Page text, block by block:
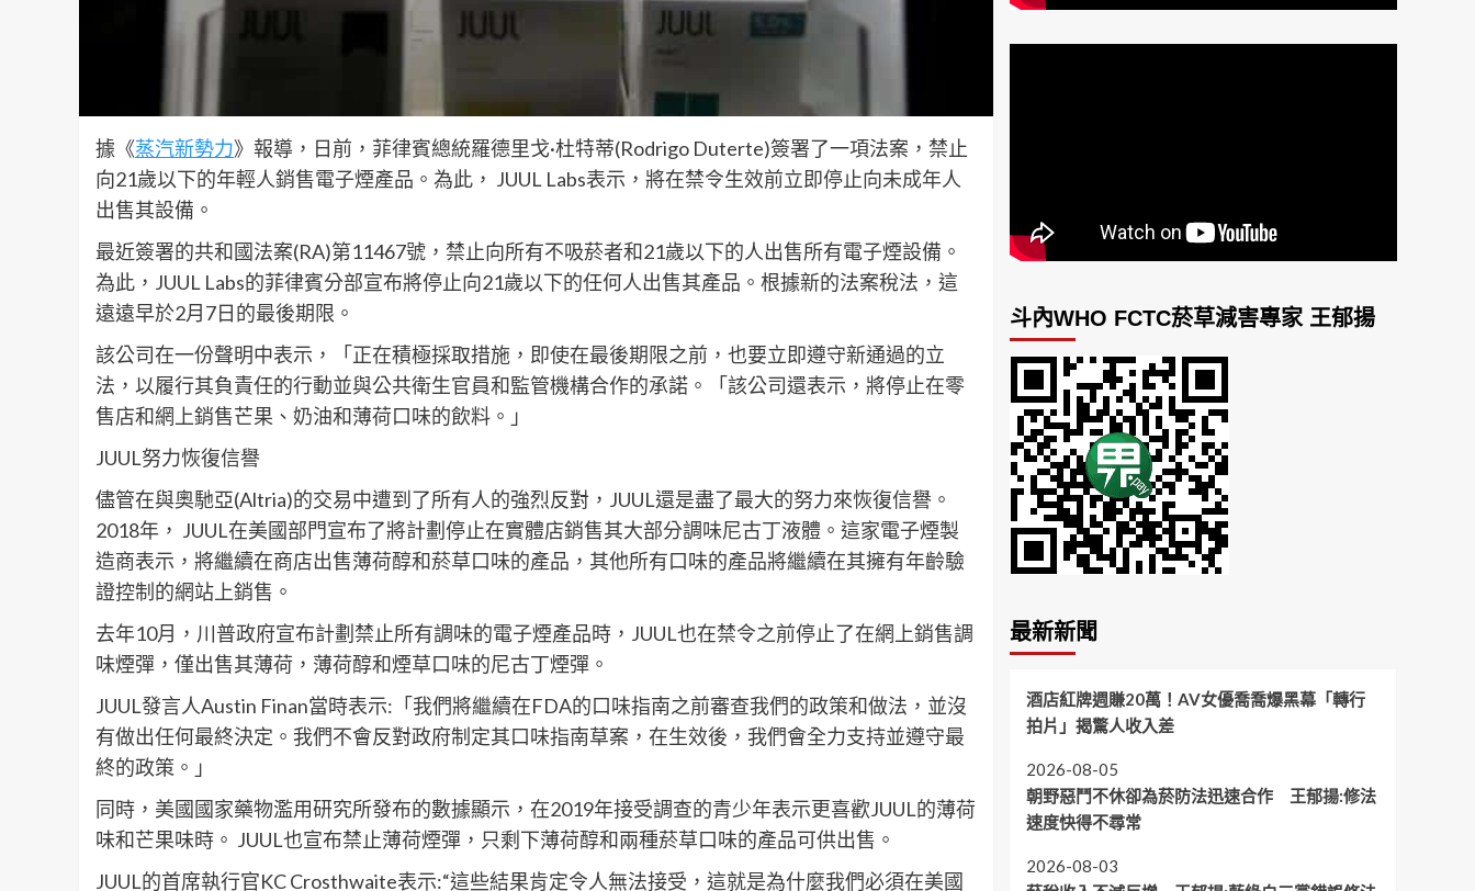
據《蒸汽新勢力》報導，日前，菲律賓總統羅德里戈·杜特蒂(Rodrigo Duterte)簽署了一項法案，禁止
向21歲以下的年輕人銷售電子煙產品。為此， JUUL Labs表示，將在禁令生效前立即停止向未成年人
出售其設備。
最近簽署的共和國法案(RA)第11467號，禁止向所有不吸菸者和21歲以下的人出售所有電子煙設備。
為此，JUUL Labs的菲律賓分部宣布將停止向21歲以下的任何人出售其產品。根據新的法案稅法，這
遠遠早於2月7日的最後期限。
該公司在一份聲明中表示，「正在積極採取措施，即使在最後期限之前，也要立即遵守新通過的立
法，以履行其負責任的行動並與公共衛生官員和監管機構合作的承諾。「該公司還表示，將停止在零
售店和網上銷售芒果、奶油和薄荷口味的飲料。」
JUUL努力恢復信譽
儘管在與奧馳亞(Altria)的交易中遭到了所有人的強烈反對，JUUL還是盡了最大的努力來恢復信譽。
2018年， JUUL在美國部門宣布了將計劃停止在實體店銷售其大部分調味尼古丁液體。這家電子煙製
造商表示，將繼續在商店出售薄荷醇和菸草口味的產品，其他所有口味的產品將繼續在其擁有年齡驗
證控制的網站上銷售。
去年10月，川普政府宣布計劃禁止所有調味的電子煙產品時，JUUL也在禁令之前停止了在網上銷售調
味煙彈，僅出售其薄荷，薄荷醇和煙草口味的尼古丁煙彈。
JUUL發言人Austin Finan當時表示:「我們將繼續在FDA的口味指南之前審查我們的政策和做法，並沒
有做出任何最終決定。我們不會反對政府制定其口味指南草案，在生效後，我們會全力支持並遵守最
終的政策。」
同時，美國國家藥物濫用研究所發布的數據顯示，在2019年接受調查的青少年表示更喜歡JUUL的薄荷
味和芒果味時。 JUUL也宣布禁止薄荷煙彈，只剩下薄荷醇和兩種菸草口味的產品可供出售。
JUUL的首席執行官KC Crosthwaite表示:“這些結果肯定令人無法接受，這就是為什麼我們必須在美國
斗內WHO FCTC菸草減害專家 王郁揚
最新新聞
酒店紅牌週賺20萬！AV女優喬喬爆黑幕「轉行
拍片」揭驚人收入差
2026-08-05
朝野惡鬥不休卻為菸防法迅速合作 王郁揚:修法
速度快得不尋常
2026-08-03